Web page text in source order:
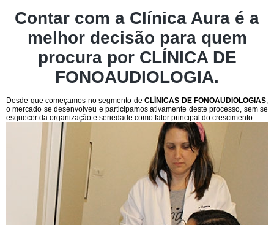
Contar com a Clínica Aura é a
melhor decisão para quem
procura por CLÍNICA DE
FONOAUDIOLOGIA.
Desde que começamos no segmento de CLÍNICAS DE FONOAUDIOLOGIAS,
o mercado se desenvolveu e participamos ativamente deste processo, sem se
esquecer da organização e seriedade como fator principal do crescimento.